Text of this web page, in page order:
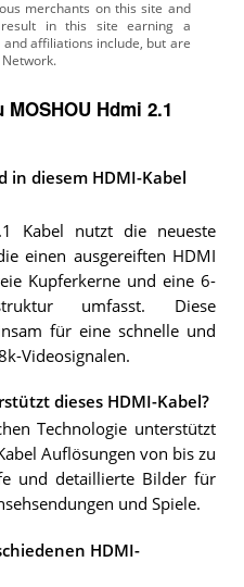
Hdmi 2.1
in diesem HDMI-Kabel
Kabel nutzt die neueste
einen ausgereiften HDMI
Kupferkerne und eine 6-
umfasst. Diese
für eine schnelle und
Videosignalen.
dieses HDMI-Kabel?
Technologie unterstützt
Auflösungen von bis zu
und detaillierte Bilder für
und Spiele.
HDMI-